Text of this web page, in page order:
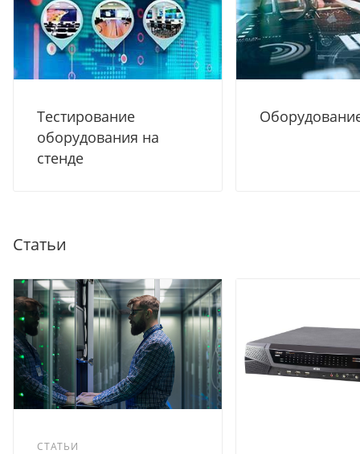
Тестирование
оборудования на
стенде
Статьи
СТАТЬИ